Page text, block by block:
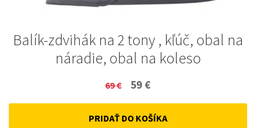
Balík-zdvihák na 2 tony , kľúč, obal na
náradie, obal na koleso
69€
Original
price
was:
59 €
price
is:
PRIDAŤ DO KOŠÍKA